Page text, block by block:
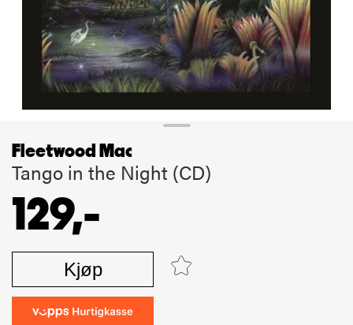
Fleetwood Mac
Tango in the Night (CD)
129,-
Kjøp